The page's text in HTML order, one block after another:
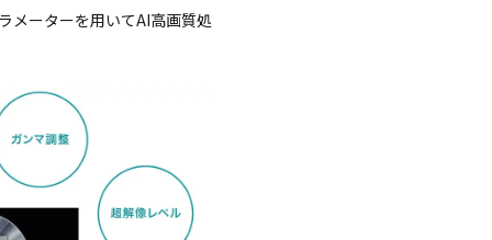
メーターを用いてAI高画質処